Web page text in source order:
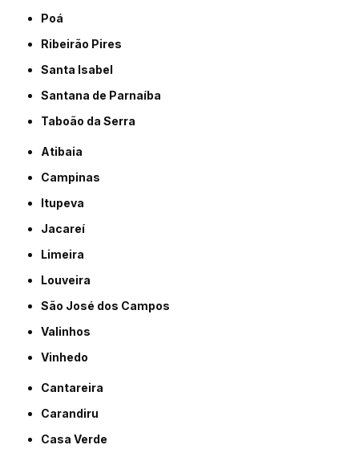
Poá
Ribeirão Pires
Santa Isabel
Santana de Parnaíba
Taboão da Serra
Atibaia
Campinas
Itupeva
Jacareí
Limeira
Louveira
São José dos Campos
Valinhos
Vinhedo
Cantareira
Carandiru
Casa Verde